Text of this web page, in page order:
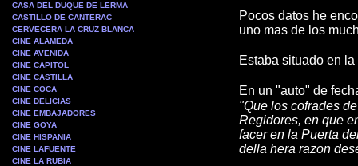
CASA DEL DUQUE DE LERMA
CASTILLO DE CANTERAC
CERVECERA LA CRUZ BLANCA
CINE ALAMEDA
CINE AVENIDA
CINE CAPITOL
CINE CASTILLA
CINE COCA
CINE DELICIAS
CINE EMBAJADORES
CINE GOYA
CINE HISPANIA
CINE LAFUENTE
CINE LA RUBIA
Pocos datos he
uno mas de los
Estaba situado en
En un "auto" de
"Que los cofrades
Regidores, en que
facer en la Puerta
della hera razon